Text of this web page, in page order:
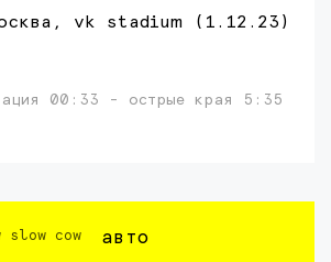
vk stadium (1.12.23)
00:33 - острые края 5:35
slow cow авто